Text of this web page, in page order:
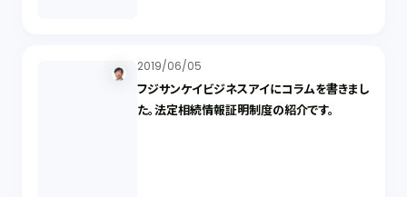
2019/06/05
フジサンケイビジネスアイにコラムを書きまし
た。法定相続情報証明制度の紹介です。